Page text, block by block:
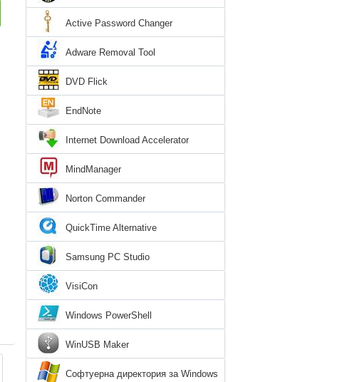
Active Password Changer
Adware Removal Tool
DVD Flick
EndNote
Internet Download Accelerator
MindManager
Norton Commander
QuickTime Alternative
Samsung PC Studio
VisiCon
Windows PowerShell
WinUSB Maker
Софтуерна директория за Windows